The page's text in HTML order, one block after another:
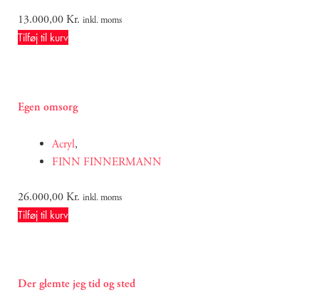
13.000,00Kr. inkl. moms
Tilføj til kurv
Egen omsorg
Acryl,
FINN FINNERMANN
26.000,00Kr. inkl. moms
Tilføj til kurv
Der glemte jeg tid og sted